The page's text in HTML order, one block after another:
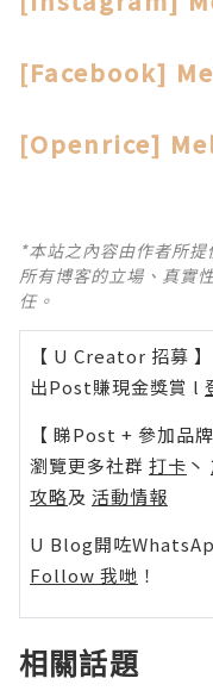
[Facebook]
[Openrice]
*本站之內容由作者所
所有博客的立場、真實
任。
【 U Creator 招募 】
出Post賺現金獎賞 l
【 睇Post + 參加品牌
瀏覽更多社群 打卡 丶
攻略及 活動情報
U Blog開咗
Follow 我哋 ！
相關話題